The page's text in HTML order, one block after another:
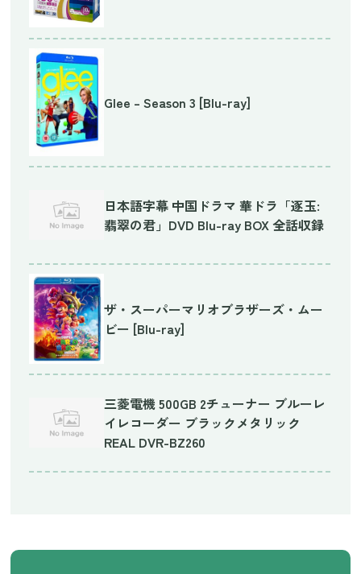
Glee – Season 3 [Blu-ray]
日本語字幕 中国ドラマ 華ドラ「逐玉:
翡翠の君」DVD Blu-ray BOX 全話収録
ザ・スーパーマリオブラザーズ・ムー
ビー [Blu-ray]
三菱電機 500GB 2チューナー ブルーレ
イレコーダー ブラックメタリック
REAL DVR-BZ260